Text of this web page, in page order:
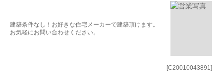
[C20010043891]
建築条件なし！お好きな住宅メーカーで建築頂けます。
お気軽にお問い合わせください。